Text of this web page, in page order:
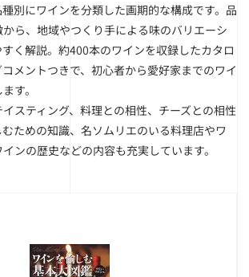
別にワインを分類した画期的な構成です。品
ら、地域やつくり手による味のバリエーシ
く解説。約400本のワインを収録したカタロ
メントつきで、初心者から愛好家までのワイ
す。
スティング、料理との相性、チーズとの相性
ための知識、名ソムリエのいる料理店やワ
ンの歴史などの内容も充実しています。